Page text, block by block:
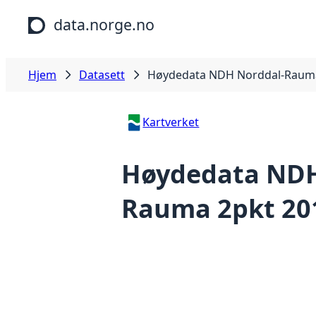
Hopp til hovedinnhold
data.norge.no
Hjem Datasett Høydedata NDH Norddal-
Kartverket
Høydedata
Rauma 2pkt